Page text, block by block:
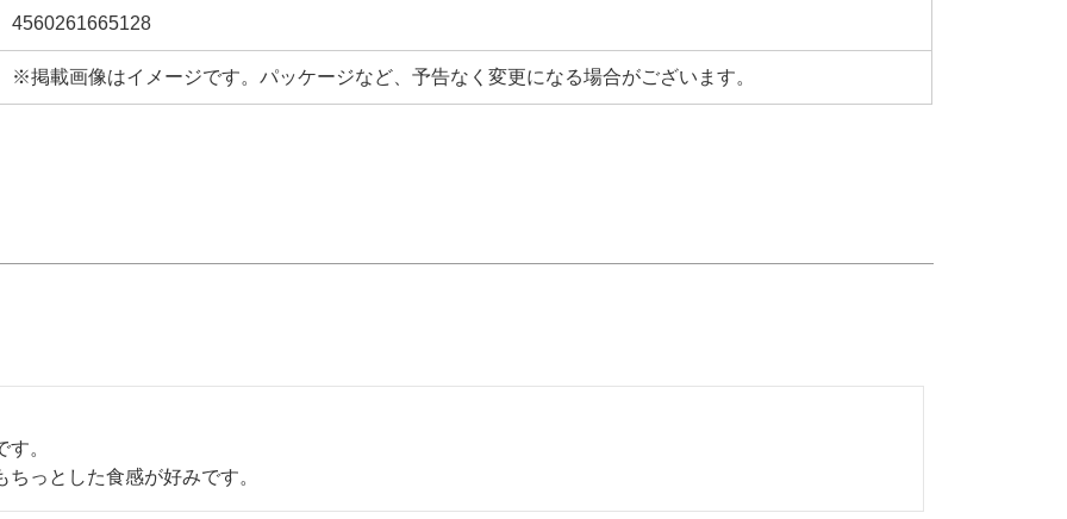
4560261665128
※掲載画像はイメージです。パッケージなど、予告なく変更になる場合がございます。
。
っとした食感が好みです。